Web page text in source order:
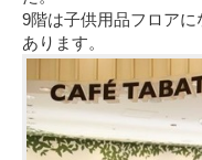
9階は子供用品フロアに
あります。